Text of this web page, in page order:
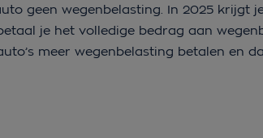
geen wegenbelasting. In 2025 krijgt
je het volledige bedrag aan
meer wegenbelasting betalen en